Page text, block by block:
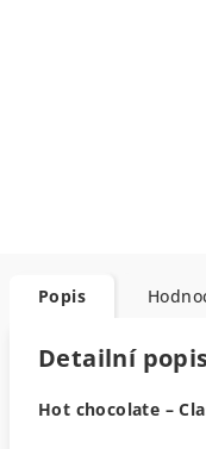
Popis
Detailní
Hot chocolate –